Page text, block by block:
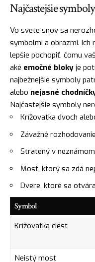
Najčastejšie
Vo svete snov sa
symbolmi a obrazmi. Ich
lepšie pochopiť, čomu
aké emočné bloky je
najbežnejšie symboly
alebo nejasné
Najčastejšie symboly
Krížovatka dvoch
Závažné
Stratený v
Most, ktorý sa zdá
Dvere, ktoré sa
Symbol
Krížovatka ciest
Neistý most